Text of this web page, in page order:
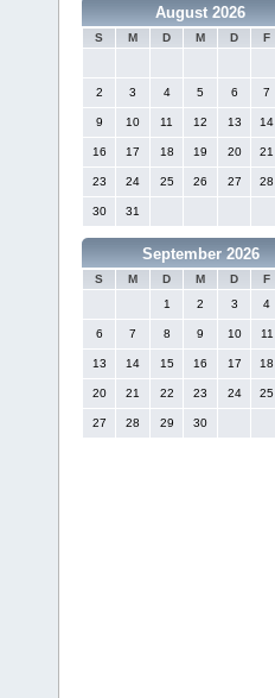
August 2026
S M D M D F
2 3 4 5 6 7
9 10 11 12 13 14
16 17 18 19 20 21
23 24 25 26 27 28
30 31
September 2026
S M D M D F
1
2 3 4
6 7 8 9 10 11
13 14 15 16 17 18
20 21 22 23 24 25
27 28 29 30